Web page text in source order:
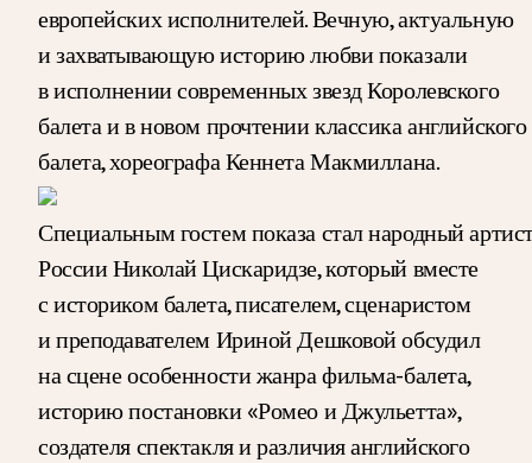
европейских исполнителей. Вечную, актуальную
и захватывающую историю любви показали
в исполнении современных звезд Королевского
балета и в новом прочтении классика английского
балета, хореографа Кеннета Макмиллана.
Специальным гостем показа стал народный
России Николай Цискаридзе, который вместе
с историком балета, писателем, сценаристом
и преподавателем Ириной Дешковой обсудил
на сцене особенности жанра фильма-балета,
историю постановки «Ромео и Джульетта»,
создателя спектакля и различия английского